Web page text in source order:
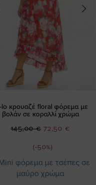
lo κρουαζέ floral φόρεμα με
βολάν σε κοραλλί χρώμα
(-50%)
Ειδική
72,50 €
145,00 €